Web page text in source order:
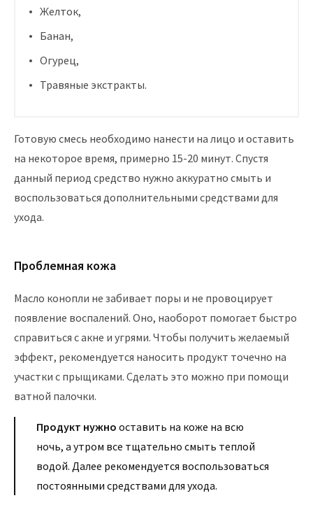
Желток,
Банан,
Огурец,
Травяные экстракты.
Готовую смесь необходимо нанести на лицо и оставить
на некоторое время, примерно 15-20 минут. Спустя
данный период средство нужно аккуратно смыть и
воспользоваться дополнительными средствами для
ухода.
Проблемная кожа
Масло конопли не забивает поры и не провоцирует
появление воспалений. Оно, наоборот помогает быстро
справиться с акне и угрями. Чтобы получить желаемый
эффект, рекомендуется наносить продукт точечно на
участки с прыщиками. Сделать это можно при помощи
ватной палочки.
Продукт нужно оставить на коже на всю
ночь, а утром все тщательно смыть теплой
водой. Далее рекомендуется воспользоваться
постоянными средствами для ухода.